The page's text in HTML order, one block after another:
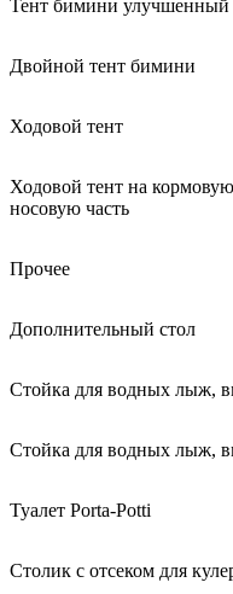
Тент бимини улучшенный
Двойной тент бимини
Ходовой тент
Ходовой тент на
носовую часть
Прочее
Дополнительный стол
Стойка для водных лыж,
Стойка для водных лыж,
Туалет Porta-Potti
Столик с отсеком для